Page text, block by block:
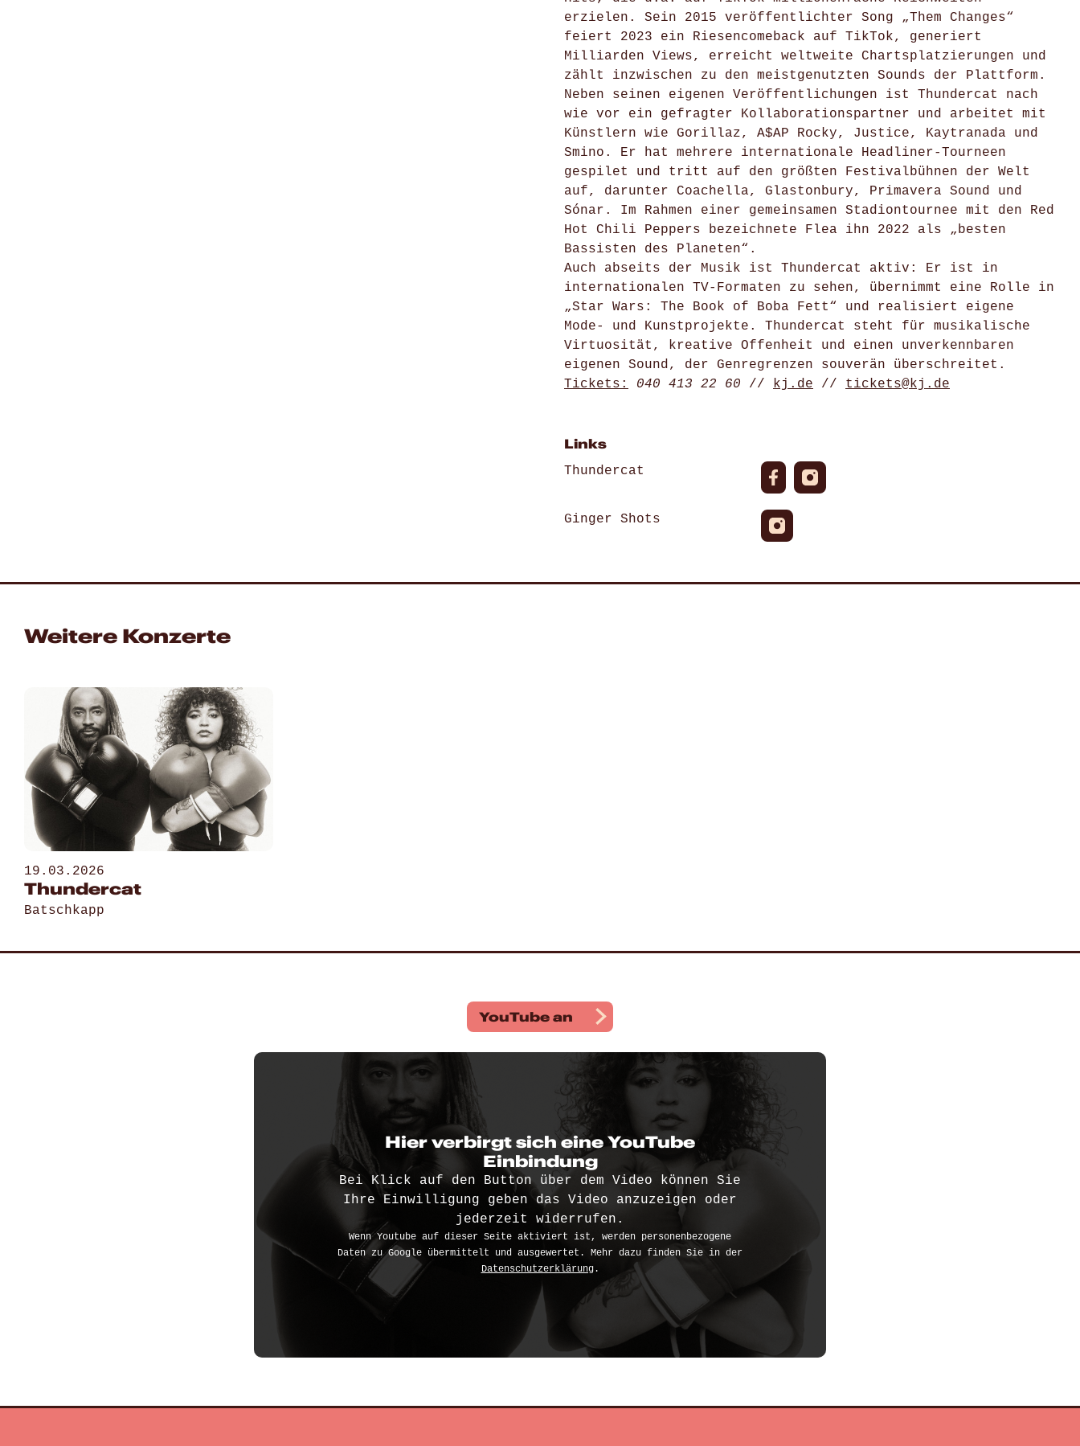
erzielen. Sein 2015 veröffentlichter Song „Them Changes“
feiert 2023 ein Riesencomeback auf TikTok, generiert
Milliarden Views, erreicht weltweite Chartsplatzierungen und
zählt inzwischen zu den meistgenutzten Sounds der Plattform.
Neben seinen eigenen Veröffentlichungen ist Thundercat nach
wie vor ein gefragter Kollaborationspartner und arbeitet mit
Künstlern wie Gorillaz, A$AP Rocky, Justice, Kaytranada und
Smino. Er hat mehrere internationale Headliner-Tourneen
gespilet und tritt auf den größten Festivalbühnen der Welt
auf, darunter Coachella, Glastonbury, Primavera Sound und
Sónar. Im Rahmen einer gemeinsamen Stadiontournee mit den Red
Hot Chili Peppers bezeichnete Flea ihn 2022 als „besten
Bassisten des Planeten“.
Auch abseits der Musik ist Thundercat aktiv: Er ist in
internationalen TV-Formaten zu sehen, übernimmt eine Rolle in
„Star Wars: The Book of Boba Fett“ und realisiert eigene
Mode- und Kunstprojekte. Thundercat steht für musikalische
Virtuosität, kreative Offenheit und einen unverkennbaren
eigenen Sound, der Genregrenzen souverän überschreitet.
Tickets:
040 413 22 60 // kj.de // tickets@kj.de
Links
Thundercat
Ginger Shots
Weitere Konzerte
19.03.2026
Thundercat
Batschkapp
YouTube an
Hier verbirgt sich eine YouTube
Einbindung
Bei Klick auf den Button über dem Video können Sie
Ihre Einwilligung geben das Video anzuzeigen oder
jederzeit widerrufen.
Wenn Youtube auf dieser Seite aktiviert ist, werden personenbezogene
Daten zu Google übermittelt und ausgewertet. Mehr dazu finden Sie in der
Datenschutzerklärung.